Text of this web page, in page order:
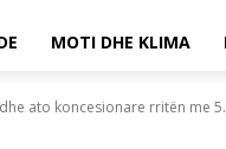
MOTI DHE KLIMA
ato koncesionare rritën me